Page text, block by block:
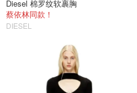
Diesel 棉罗纹软裹胸
蔡依林同款！
DIESEL